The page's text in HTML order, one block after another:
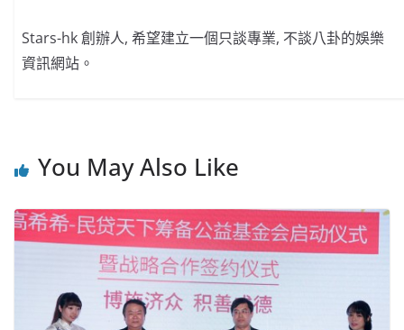
Stars-hk 創辦人, 希望建立一個只談專業, 不談八卦的娛樂
資訊網站。
You May Also Like